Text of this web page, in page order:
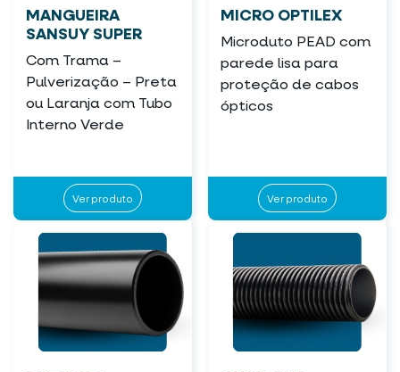
MANGUEIRA
SANSUY SUPER
Com Trama –
Pulverização – Preta
ou Laranja com Tubo
Interno Verde
Ver produto
MICRO OPTILEX
Microduto PEAD com
parede lisa para
proteção de cabos
ópticos
Ver produto